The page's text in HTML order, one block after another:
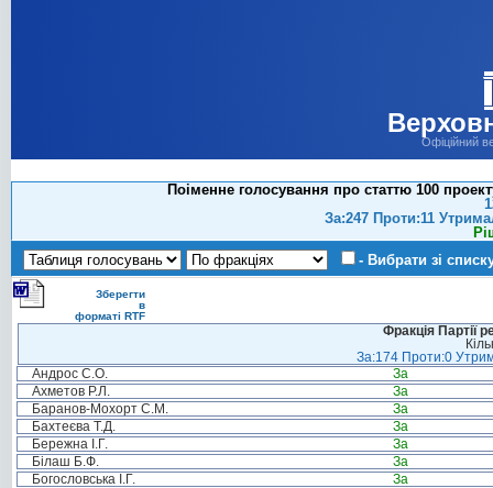
Офіційний
Поіменне голосування про статтю 100
За:247 Проти:11
- Вибрати зі
Зберегти
в
форматі RTF
Фракція Партії
За:174 Проти:0
Андрос С.О.
За
Ахметов Р.Л.
За
Баранов-Мохорт С.М.
За
Бахтеєва Т.Д.
За
Бережна І.Г.
За
Білаш Б.Ф.
За
Богословська І.Г.
За